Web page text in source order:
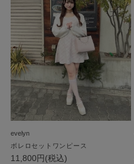
evelyn
ボレロセットワンピース
11,800円(税込)